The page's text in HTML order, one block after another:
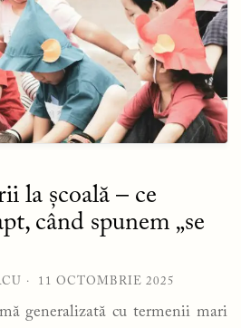
la școală – ce
când spunem „se
11 OCTOMBRIE 2025
generalizată cu termenii mari